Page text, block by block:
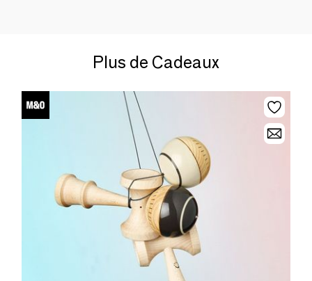
Plus de Cadeaux